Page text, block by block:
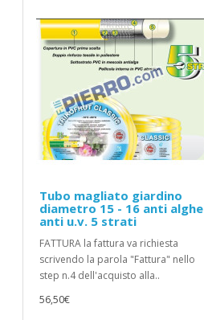
Tubo magliato giardino
diametro 15 - 16 anti alghe
anti u.v. 5 strati
FATTURA la fattura va richiesta
scrivendo la parola "Fattura" nello
step n.4 dell'acquisto alla..
56,50€